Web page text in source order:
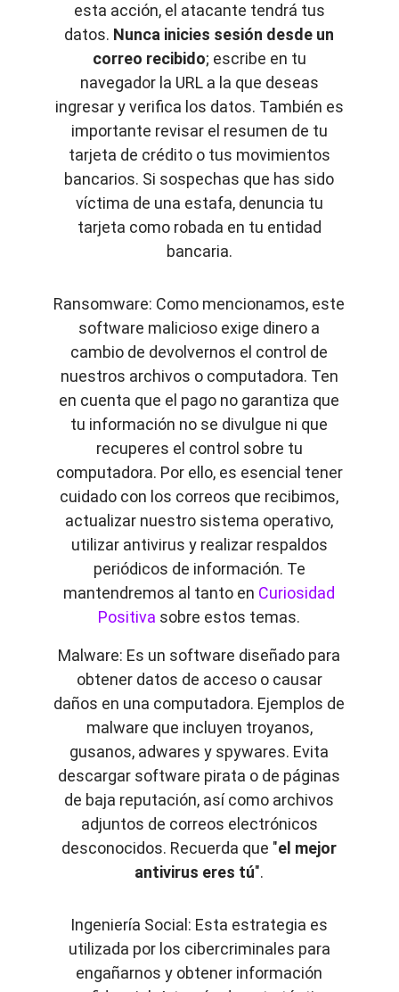
Malware: Es un software diseñado para
obtener datos de acceso o causar
daños en una computadora. Ejemplos de
malware que incluyen troyanos,
gusanos, adwares y spywares. Evita
descargar software pirata o de páginas
de baja reputación, así como archivos
adjuntos de correos electrónicos
desconocidos. Recuerda que "el mejor
antivirus eres tú".
Ingeniería Social: Esta estrategia es
utilizada por los cibercriminales para
engañarnos y obtener información
esta acción, el atacante tendrá tus
datos. Nunca inicies sesión desde un
correo recibido; escribe en tu
navegador la URL a la que deseas
ingresar y verifica los datos. También es
importante revisar el resumen de tu
tarjeta de crédito o tus movimientos
bancarios. Si sospechas que has sido
víctima de una estafa, denuncia tu
tarjeta como robada en tu entidad
bancaria.
Ransomware: Como mencionamos, este
software malicioso exige dinero a
cambio de devolvernos el control de
nuestros archivos o computadora. Ten
en cuenta que el pago no garantiza que
tu información no se divulgue ni que
recuperes el control sobre tu
computadora. Por ello, es esencial tener
cuidado con los correos que recibimos,
actualizar nuestro sistema operativo,
utilizar antivirus y realizar respaldos
periódicos de información. Te
mantendremos al tanto en Curiosidad
Positiva sobre estos temas.